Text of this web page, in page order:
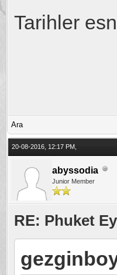
Tarihler
Ara
20-08-2016, 12:17 PM,
abyssodia
Junior Member
RE: Phuket